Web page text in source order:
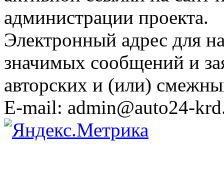
администрации проекта.
Электронный адрес для
значимых сообщений и
авторских и (или)
E-mail: admin@auto24-